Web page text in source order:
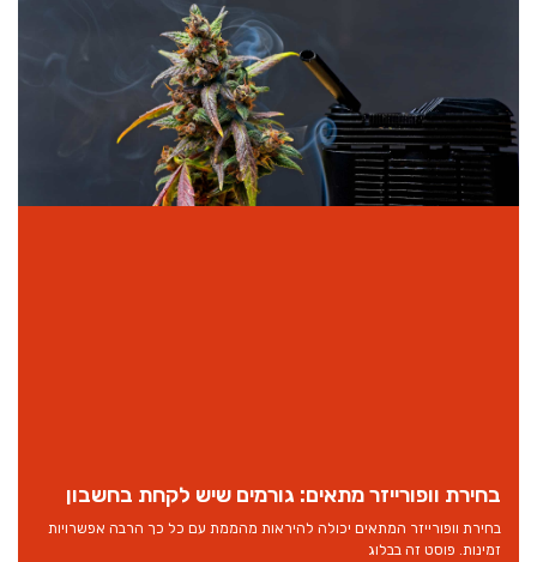
בחירת וופורייזר מתאים: גורמים שיש לקחת בחשבון
בחירת וופורייזר המתאים יכולה להיראות מהממת עם כל כך הרבה אפשרויות
זמינות. פוסט זה בבלוג